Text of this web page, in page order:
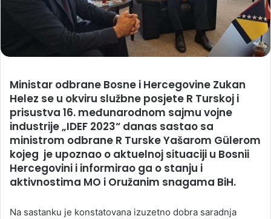
Ministar odbrane Bosne i Hercegovine Zukan
Helez se u okviru službne posjete R Turskoj i
prisustva 16. međunarodnom sajmu vojne
industrije „IDEF 2023“ danas sastao sa
ministrom odbrane R Turske Yašarom Gülerom
kojeg je upoznao o aktuelnoj situaciji u Bosnii
Hercegovini i informirao ga o stanju i
aktivnostima MO i Oružanim snagama BiH.
Na sastanku je konstatovana izuzetno dobra saradnja